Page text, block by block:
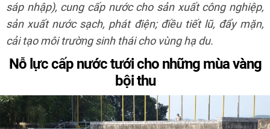
sáp nhập), cung cấp nước cho sản xuất công nghiệp,
sản xuất nước sạch, phát điện; điều tiết lũ, đẩy mặn,
cải tạo môi trường sinh thái cho vùng hạ du.
Nỗ lực cấp nước tưới cho những mùa vàng
bội thu